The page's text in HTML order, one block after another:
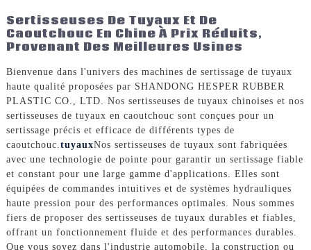
Sertisseuses De Tuyaux Et De
Caoutchouc En Chine À Prix Réduits,
Provenant Des Meilleures Usines
Bienvenue dans l'univers des machines de sertissage de tuyaux
haute qualité proposées par SHANDONG HESPER RUBBER
PLASTIC CO., LTD. Nos sertisseuses de tuyaux chinoises et nos
sertisseuses de tuyaux en caoutchouc sont conçues pour un
sertissage précis et efficace de différents types de
caoutchouc.tuyauxNos sertisseuses de tuyaux sont fabriquées
avec une technologie de pointe pour garantir un sertissage fiable
et constant pour une large gamme d'applications. Elles sont
équipées de commandes intuitives et de systèmes hydrauliques
haute pression pour des performances optimales. Nous sommes
fiers de proposer des sertisseuses de tuyaux durables et fiables,
offrant un fonctionnement fluide et des performances durables.
Que vous soyez dans l'industrie automobile, la construction ou